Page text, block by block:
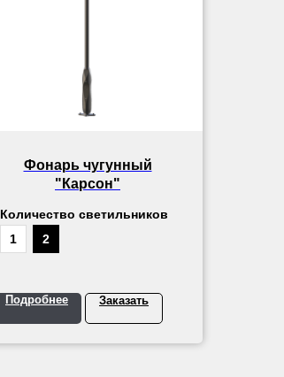
Фонарь чугунный
"Карсон"
Количество светильников
1
2
Подробнее Заказать